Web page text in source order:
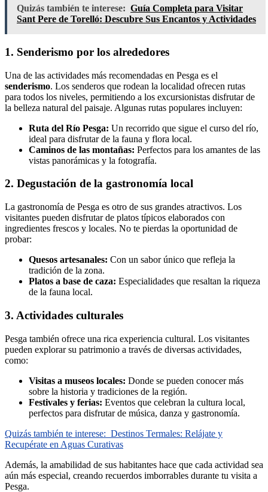
Quizás también te interese: Guía Completa para Visitar
Sant Pere de Torelló: Descubre Sus Encantos y Actividades
1. Senderismo por los alrededores
Una de las actividades más recomendadas en Pesga es el
senderismo. Los senderos que rodean la localidad ofrecen rutas
para todos los niveles, permitiendo a los excursionistas disfrutar de
la belleza natural del paisaje. Algunas rutas populares incluyen:
Ruta del Río Pesga: Un recorrido que sigue el curso del río,
ideal para disfrutar de la fauna y flora local.
Caminos de las montañas: Perfectos para los amantes de las
vistas panorámicas y la fotografía.
2. Degustación de la gastronomía local
La gastronomía de Pesga es otro de sus grandes atractivos. Los
visitantes pueden disfrutar de platos típicos elaborados con
ingredientes frescos y locales. No te pierdas la oportunidad de
probar:
Quesos artesanales: Con un sabor único que refleja la
tradición de la zona.
Platos a base de caza: Especialidades que resaltan la riqueza
de la fauna local.
3. Actividades culturales
Pesga también ofrece una rica experiencia cultural. Los visitantes
pueden explorar su patrimonio a través de diversas actividades,
como:
Visitas a museos locales: Donde se pueden conocer más
sobre la historia y tradiciones de la región.
Festivales y ferias: Eventos que celebran la cultura local,
perfectos para disfrutar de música, danza y gastronomía.
Quizás también te interese: Destinos Termales: Relájate y
Recupérate en Aguas Curativas
Además, la amabilidad de sus habitantes hace que cada actividad sea
aún más especial, creando recuerdos imborrables durante tu visita a
Pesga.